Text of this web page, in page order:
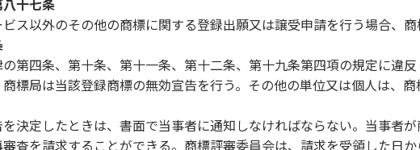
八十七条
ス以外のその他の商標に関する登録出願又は譲受申請を行う場合、商
第四条、第十条、第十一条、第十二条、第十九条第四項の規定に違
標局は当該登録商標の無効宣告を行う。その他の単位又は個人は、
決定したときは、書面で当事者に通知しなければならない。当事者
査を請求することができる。商標評審委員会は、請求を受領した日